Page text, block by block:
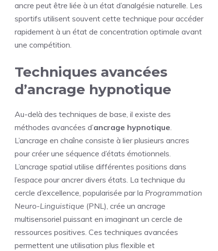
ancre peut être liée à un état d’analgésie naturelle. Les
sportifs utilisent souvent cette technique pour accéder
rapidement à un état de concentration optimale avant
une compétition.
Techniques avancées
d’ancrage hypnotique
Au-delà des techniques de base, il existe des
méthodes avancées d’ancrage hypnotique.
L’ancrage en chaîne consiste à lier plusieurs ancres
pour créer une séquence d’états émotionnels.
L’ancrage spatial utilise différentes positions dans
l’espace pour ancrer divers états. La technique du
cercle d’excellence, popularisée par la Programmation
Neuro-Linguistique (PNL), crée un ancrage
multisensoriel puissant en imaginant un cercle de
ressources positives. Ces techniques avancées
permettent une utilisation plus flexible et